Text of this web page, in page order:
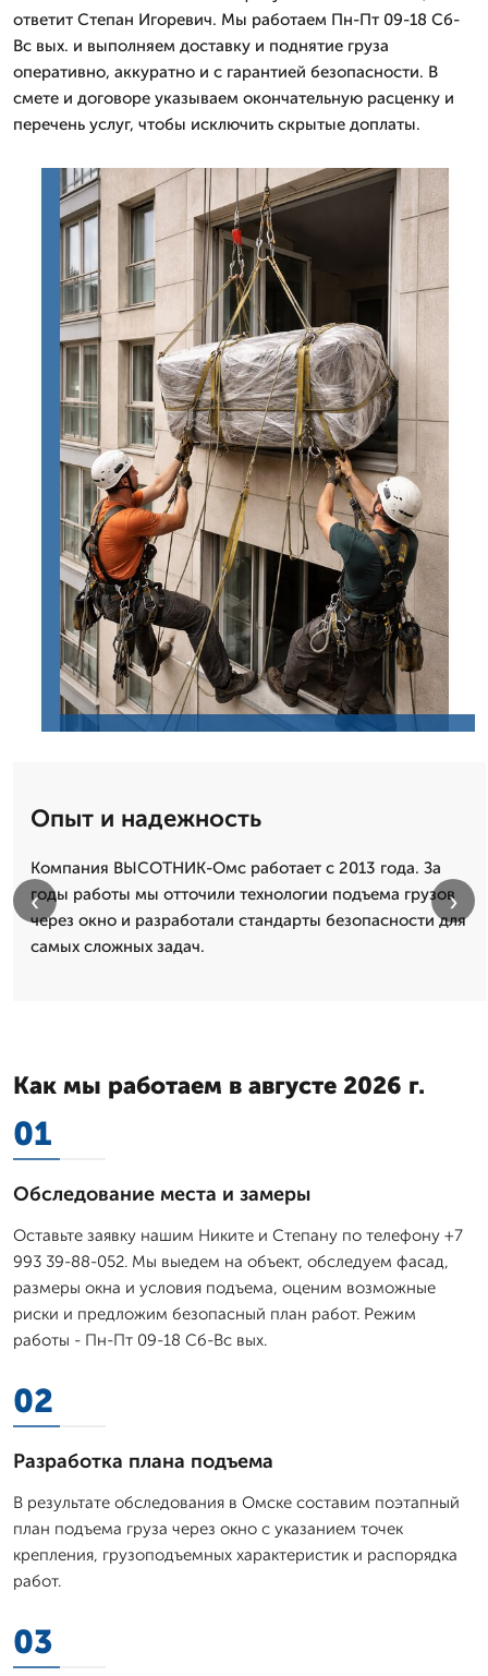
ответит Степан Игоревич. Мы работаем Пн-Пт 09-18 Сб-
Вс вых. и выполняем доставку и поднятие груза
оперативно, аккуратно и с гарантией безопасности. В
смете и договоре указываем окончательную расценку и
перечень услуг, чтобы исключить скрытые доплаты.
Опыт и надежность
Компания ВЫСОТНИК-Омс работает с 2013 года. За
годы работы мы отточили технологии подъема грузов
через окно и разработали стандарты безопасности для
самых сложных задач.
‹ ›
Как мы работаем в августе 2026 г.
01
Обследование места и замеры
Оставьте заявку нашим Никите и Степану по телефону +7
993 39-88-052. Мы выедем на объект, обследуем фасад,
размеры окна и условия подъема, оценим возможные
риски и предложим безопасный план работ. Режим
работы - Пн-Пт 09-18 Сб-Вс вых.
02
Разработка плана подъема
В результате обследования в Омске составим поэтапный
план подъема груза через окно с указанием точек
крепления, грузоподъемных характеристик и распорядка
работ.
03